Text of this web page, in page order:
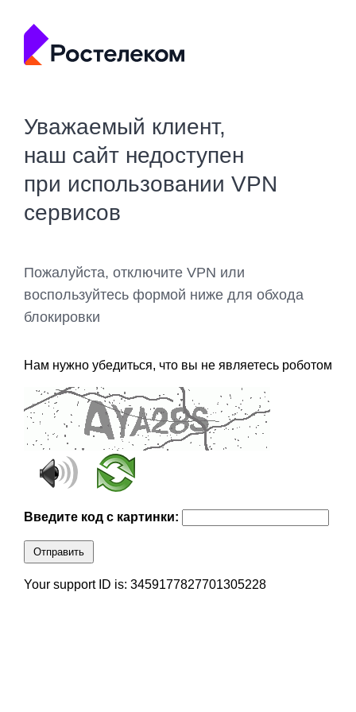
Уважаемый клиент,
наш сайт недоступен
при использовании VPN
сервисов
Пожалуйста, отключите VPN или
воспользуйтесь формой ниже для обхода
блокировки
Нам нужно убедиться, что вы не являетесь роботом
Введите код с картинки:
Отправить
Your support ID is: 3459177827701305228